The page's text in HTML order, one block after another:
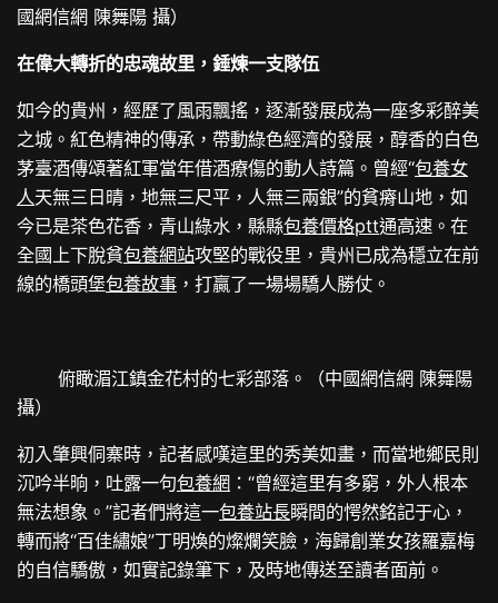
國網信網 陳舞陽 攝）
在偉大轉折的忠魂故里，錘煉一支隊伍
如今的貴州，經歷了風雨飄搖，逐漸發展成為一座多彩醉美
之城。紅色精神的傳承，帶動綠色經濟的發展，醇香的白色
茅臺酒傳頌著紅軍當年借酒療傷的動人詩篇。曾經“包養女
人天無三日晴，地無三尺平，人無三兩銀”的貧瘠山地，如
今已是茶色花香，青山綠水，縣縣包養價格ptt通高速。在
全國上下脫貧包養網站攻堅的戰役里，貴州已成為穩立在前
線的橋頭堡包養故事 ，打贏了一場場驕人勝仗。
俯瞰湄江鎮金花村的七彩部落。（中國網信網 陳舞陽
攝）
初入肇興侗寨時，記者感嘆這里的秀美如畫，而當地鄉民則
沉吟半晌，吐露一句包養網 ：“曾經這里有多窮，外人根本
無法想象。”記者們將這一包養站長瞬間的愕然銘記于心，
轉而將“百佳繡娘”丁明煥的燦爛笑臉，海歸創業女孩羅嘉梅
的自信驕傲，如實記錄筆下，及時地傳送至讀者面前。